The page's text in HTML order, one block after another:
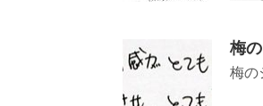
梅
梅の